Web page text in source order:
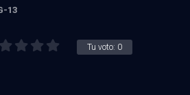
13
Tu voto: 0